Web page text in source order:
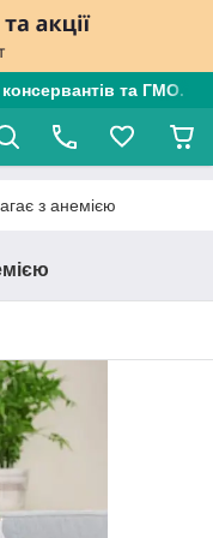
та ГМО.
з анемією